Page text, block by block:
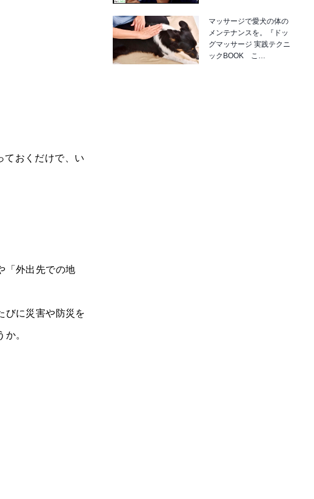
ておくだけで、い
「外出先での地
びに災害や防災を
。
マッサージで愛犬の体の
メンテナンスを。『ドッ
グマッサージ 実践テクニ
ックBOOK こ…